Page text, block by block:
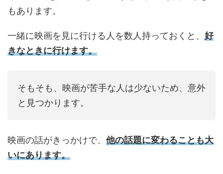
もあります。
一緒に映画を見に行ける人を数人持っておくと、 好
きなときに行けます。
そもそも、映画が苦手な人は少ないため、意外
と見つかります。
映画の話がきっかけで、 他の話題に変わることも大
いにあります。